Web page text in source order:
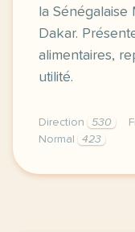
la
Dakar.
alimentaires,
utilité.
Direction 530
Normal
423
didomi host